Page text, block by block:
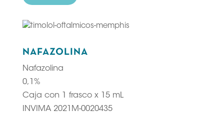
NAFAZOLINA
Nafazolina
0,1%
Caja con 1 frasco x 15 mL
INVIMA 2021M-0020435